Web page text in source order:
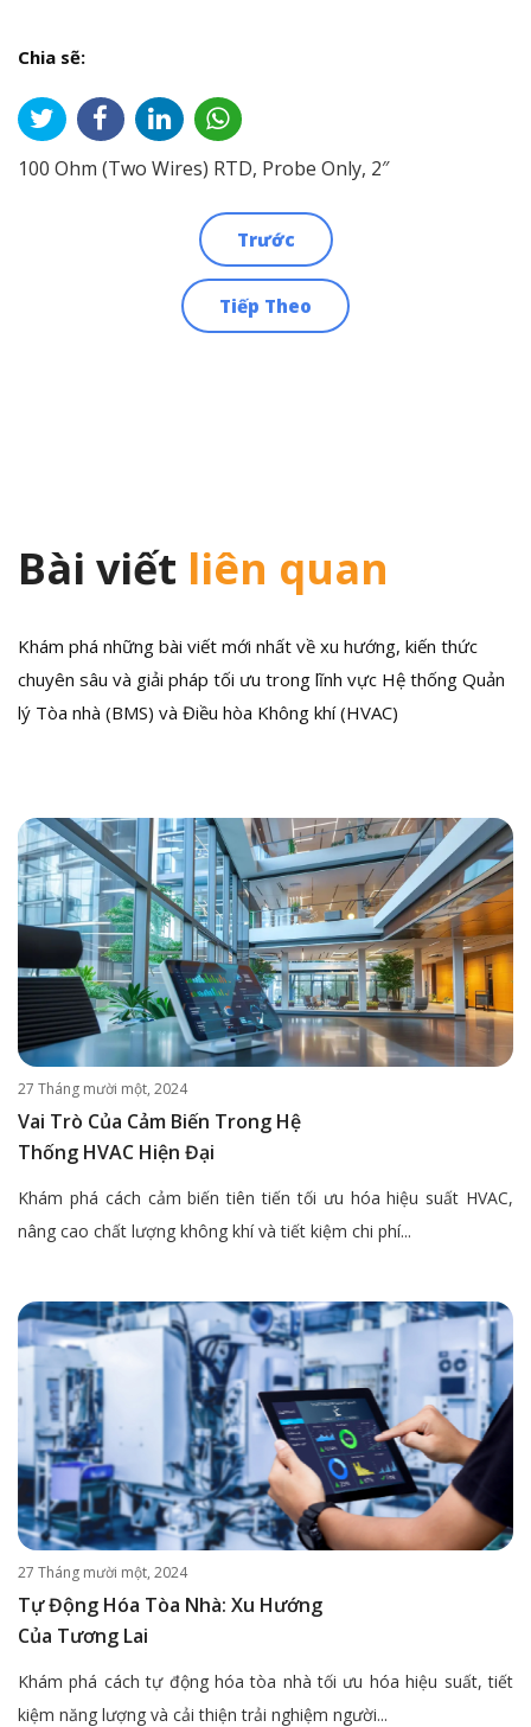
Chia sẽ:
100 Ohm (Two Wires) RTD, Probe Only, 2″
Trước
Tiếp Theo
Bài viết liên quan
Khám phá những bài viết mới nhất về xu hướng, kiến thức
chuyên sâu và giải pháp tối ưu trong lĩnh vực Hệ thống Quản
lý Tòa nhà (BMS) và Điều hòa Không khí (HVAC)
27 Tháng mười một, 2024
Vai Trò Của Cảm Biến Trong Hệ
Thống HVAC Hiện Đại
Khám phá cách cảm biến tiên tiến tối ưu hóa hiệu suất HVAC,
nâng cao chất lượng không khí và tiết kiệm chi phí...
27 Tháng mười một, 2024
Tự Động Hóa Tòa Nhà: Xu Hướng
Của Tương Lai
Khám phá cách tự động hóa tòa nhà tối ưu hóa hiệu suất, tiết
kiệm năng lượng và cải thiện trải nghiệm người...